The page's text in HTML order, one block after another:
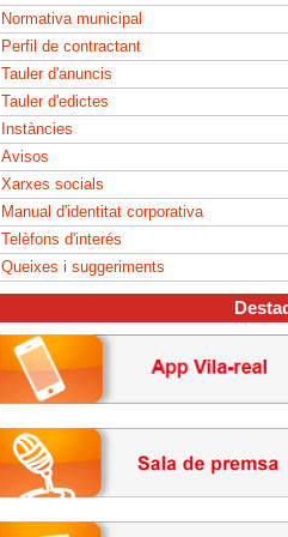
Normativa municipal
Perfil de contractant
Tauler d'anuncis
Tauler d'edictes
Instàncies
Avisos
Xarxes socials
Manual d'identitat corporativa
Telèfons d'interés
Queixes i suggeriments